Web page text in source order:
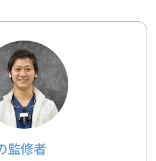
監修者